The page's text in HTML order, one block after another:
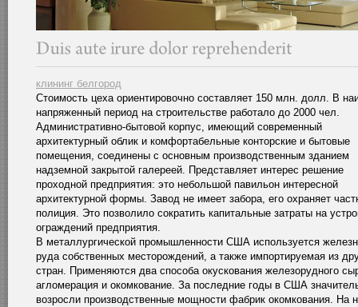
клининг белгород
Стоимость цеха ориентировочно составляет 150 млн. долл. В
напряженный период на строительстве работало до 2000 чел.
Административно-бытовой корпус, имеющий современный
архитектурный облик и комфортабельные конторские и бытовые
помещения, соединены с основным производственным зданием
надземной закрытой галереей. Представляет интерес решение
проходной предприятия: это небольшой павильон интересной
архитектурной формы. Завод не имеет забора, его охраняет
полиция. Это позволило сократить капитальные затраты на
ограждений предприятия.
В металлургической промышленности США используется
руда собственных месторождений, а также импортируемая из
стран. Применяются два способа окускования железорудного
агломерация и окомкование. За последние годы в США
возросли производственные мощности фабрик окомкования. На